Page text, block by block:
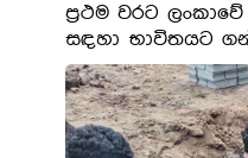
ප්‍රථම වරට
සඳහා භාවිතයට